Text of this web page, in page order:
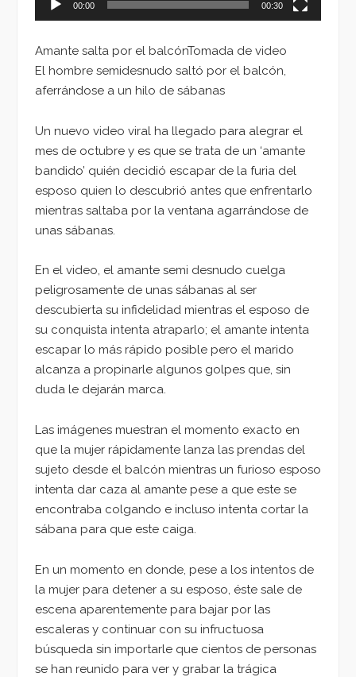
00:00 00:30
Amante salta por el balcónTomada de video
El hombre semidesnudo saltó por el balcón,
aferrándose a un hilo de sábanas
Un nuevo video viral ha llegado para alegrar el
mes de octubre y es que se trata de un ‘amante
bandido’ quién decidió escapar de la furia del
esposo quien lo descubrió antes que enfrentarlo
mientras saltaba por la ventana agarrándose de
unas sábanas.
En el video, el amante semi desnudo cuelga
peligrosamente de unas sábanas al ser
descubierta su infidelidad mientras el esposo de
su conquista intenta atraparlo; el amante intenta
escapar lo más rápido posible pero el marido
alcanza a propinarle algunos golpes que, sin
duda le dejarán marca.
Las imágenes muestran el momento exacto en
que la mujer rápidamente lanza las prendas del
sujeto desde el balcón mientras un furioso esposo
intenta dar caza al amante pese a que este se
encontraba colgando e incluso intenta cortar la
sábana para que este caiga.
En un momento en donde, pese a los intentos de
la mujer para detener a su esposo, éste sale de
escena aparentemente para bajar por las
escaleras y continuar con su infructuosa
búsqueda sin importarle que cientos de personas
se han reunido para ver y grabar la trágica